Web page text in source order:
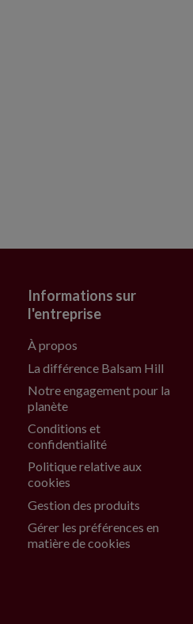
Informations sur
l'entreprise
À propos
La différence Balsam Hill
Notre engagement pour la
planète
Conditions et
confidentialité
Politique relative aux
cookies
Gestion des produits
Gérer les préférences en
matière de cookies